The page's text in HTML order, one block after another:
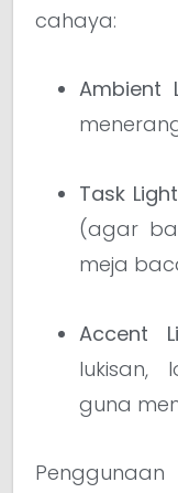
cahaya:
Ambient
Task
(agar
meja
Accent
lukisan,
guna
Penggunaan